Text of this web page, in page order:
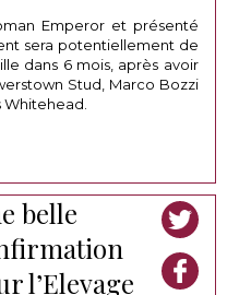
Emperor et présenté
sera potentiellement de
dans 6 mois, après avoir
Stud, Marco Bozzi
belle
l’Elevage